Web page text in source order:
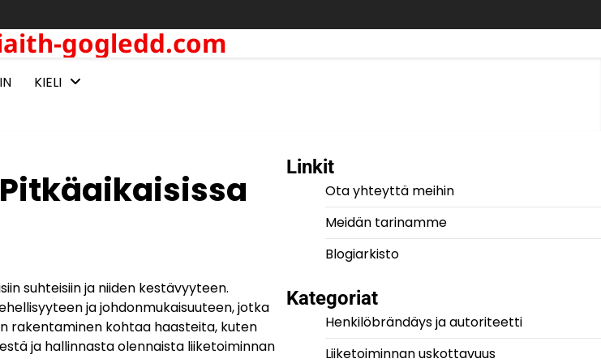
gogledd.com
KIELI
suhteisiin ja niiden kestävyyteen.
ja johdonmukaisuuteen, jotka
rakentaminen kohtaa haasteita, kuten
ja hallinnasta olennaista liiketoiminnan
Linkit
Ota yhteyttä meihin
Meidän tarinamme
Blogiarkisto
Kategoriat
Henkilöbrändäys ja autoriteetti
Liiketoiminnan uskottavuus